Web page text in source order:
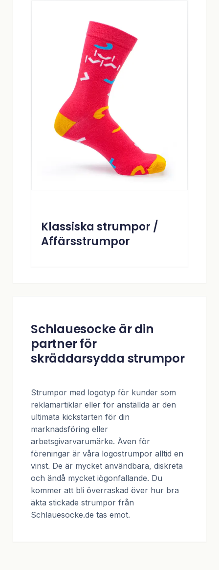
Klassiska strumpor /
Affärsstrumpor
Schlauesocke är din
partner för
skräddarsydda strumpor
Strumpor med logotyp för kunder som
reklamartiklar eller för anställda är den
ultimata kickstarten för din
marknadsföring eller
arbetsgivarvarumärke. Även för
föreningar är våra logostrumpor alltid en
vinst. De är mycket användbara, diskreta
och ändå mycket iögonfallande. Du
kommer att bli överraskad över hur bra
äkta stickade strumpor från
Schlauesocke.de tas emot.